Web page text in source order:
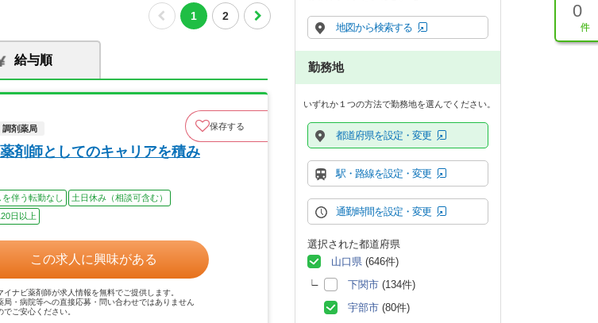
0
1 2
給与順
調剤薬局 保存する
剤師としてのキャリアを積み
伴う転勤なし
土日休み（相談可含む）
日以上
この求人に興味がある
イナビ薬剤師が求人情報を無料でご提供します。
局・病院等への直接応募・問い合わせではありません
でご安心ください。
地図から検索する
勤務地
いずれか１つの方法で勤務地を選んでください。
都道府県を設定・変更
駅・路線を設定・変更
通勤時間を設定・変更
選択された都道府県
山口県 (646件)
下関市 (134件)
宇部市 (80件)